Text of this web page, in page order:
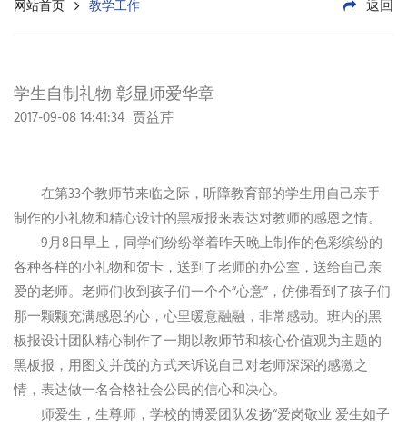
网站首页 教学工作 返回
学生自制礼物 彰显师爱华章
2017-09-08 14:41:34 贾益芹
在第33个教师节来临之际，听障教育部的学生用自己亲手
制作的小礼物和精心设计的黑板报来表达对教师的感恩之情。
9月8日早上，同学们纷纷举着昨天晚上制作的色彩缤纷的
各种各样的小礼物和贺卡，送到了老师的办公室，送给自己亲
爱的老师。老师们收到孩子们一个个“心意”，仿佛看到了孩子们
那一颗颗充满感恩的心，心里暖意融融，非常感动。班内的黑
板报设计团队精心制作了一期以教师节和核心价值观为主题的
黑板报，用图文并茂的方式来诉说自己对老师深深的感激之
情，表达做一名合格社会公民的信心和决心。
师爱生，生尊师，学校的博爱团队发扬“爱岗敬业 爱生如子